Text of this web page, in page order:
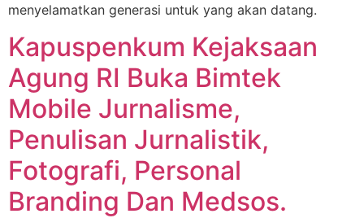
menyelamatkan generasi untuk yang akan datang.
Kapuspenkum Kejaksaan
Agung RI Buka Bimtek
Mobile Jurnalisme,
Penulisan Jurnalistik,
Fotografi, Personal
Branding Dan Medsos.